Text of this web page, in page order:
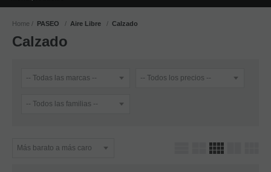
Home PASEO Aire Libre Calzado
Calzado